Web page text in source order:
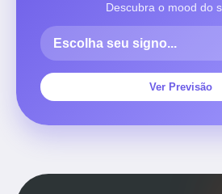
Descubra o mood do
Ver Previsão